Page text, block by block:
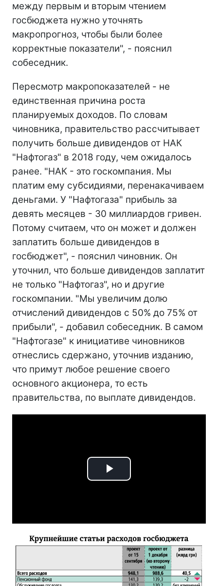
между первым и вторым чтением
госбюджета нужно уточнять
макропрогноз, чтобы были более
корректные показатели", - пояснил
собеседник.
Пересмотр макропоказателей - не
единственная причина роста
планируемых доходов. По словам
чиновника, правительство рассчитывает
получить больше дивидендов от НАК
"Нафтогаз" в 2018 году, чем ожидалось
ранее. "НАК - это госкомпания. Мы
платим ему субсидиями, перенакачиваем
деньгами. У "Нафтогаза" прибыль за
девять месяцев - 30 миллиардов гривен.
Потому считаем, что он может и должен
заплатить больше дивидендов в
госбюджет", - пояснил чиновник. Он
уточнил, что больше дивидендов заплатит
не только "Нафтогаз", но и другие
госкомпании. "Мы увеличим долю
отчислений дивидендов с 50% до 75% от
прибыли", - добавил собеседник. В самом
"Нафтогазе" к инициативе чиновников
отнеслись сдержано, уточнив изданию,
что примут любое решение своего
основного акционера, то есть
правительства, по выплате дивидендов.
Play